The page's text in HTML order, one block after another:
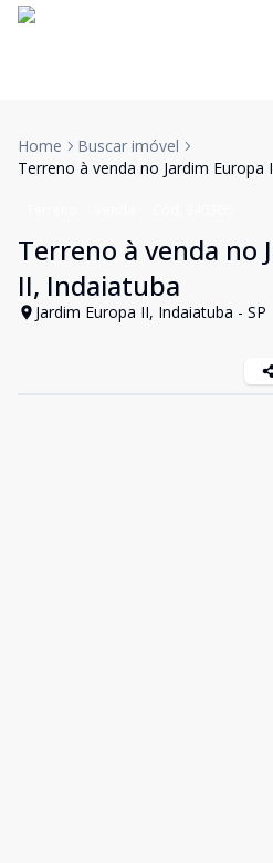
Home
Buscar imóvel
Terreno à venda no Jardim Europa
Terreno à venda no
II, Indaiatuba
Jardim Europa II, Indaiatuba - SP